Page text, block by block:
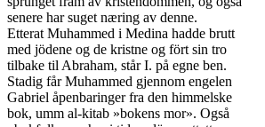
senere har suget næring av denne.
Etterat Muhammed i Medina hadde brutt
med jödene og de kristne og fört sin tro
tilbake til Abraham, står I. på egne ben.
Stadig får Muhammed gjennom engelen
Gabriel åpenbaringer fra den himmelske
bok, umm al-kitab »bokens mor». Også